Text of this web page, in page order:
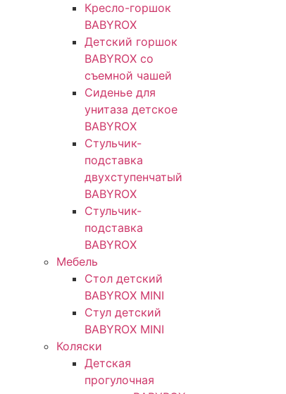
Кресло-горшок
BABYROX
Детский горшок
BABYROX со
съемной чашей
Сиденье для
унитаза детское
BABYROX
Стульчик-
подставка
двухступенчатый
BABYROX
Стульчик-
подставка
BABYROX
Мебель
Стол детский
BABYROX MINI
Стул детский
BABYROX MINI
Коляски
Детская
прогулочная